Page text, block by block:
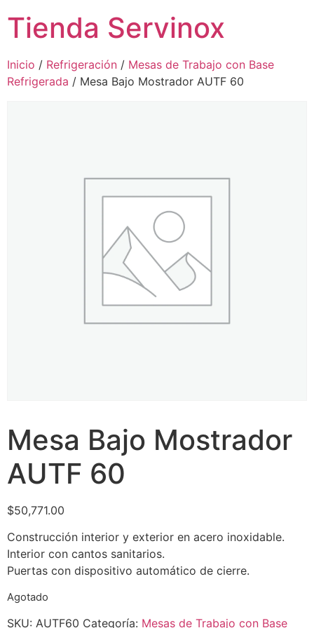
Tienda Servinox
Inicio / Refrigeración / Mesas de Trabajo con Base
Refrigerada / Mesa Bajo Mostrador AUTF 60
Mesa Bajo Mostrador
AUTF 60
$50,771.00
Construcción interior y exterior en acero inoxidable.
Interior con cantos sanitarios.
Puertas con dispositivo automático de cierre.
Agotado
SKU: AUTF60 Categoría: Mesas de Trabajo con Base